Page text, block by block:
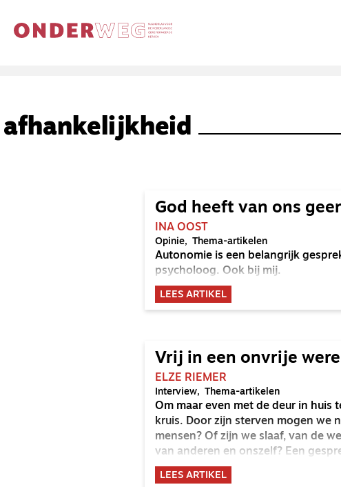
afhankelijkheid
God heeft van ons
INA OOST
Opinie Thema-artikelen
Autonomie is een belangrijk
psycholoog. Ook bij mij.
LEES ARTIKEL
Vrij in een onvrije
ELZE RIEMER
Interview Thema-artikelen
Om maar even met de deur in huis
kruis. Door zijn sterven mogen we
mensen? Of zijn we slaaf, van de
van anderen en onszelf? Een
ervaringen met deze vragen
LEES ARTIKEL